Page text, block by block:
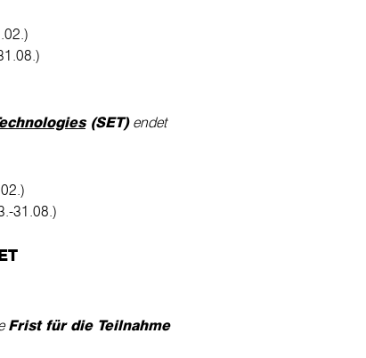
(SET)endet
31.08.)
Frist für die Teilnahme